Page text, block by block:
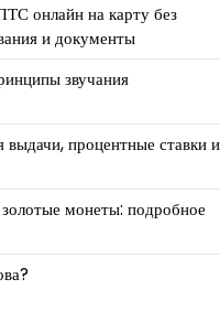
онлайн на карту без
и документы
звучания
процентные ставки и
монеты: подробное